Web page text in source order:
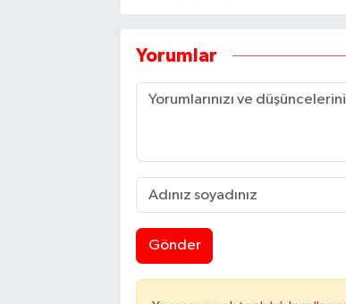
Yorumlar
Gönder